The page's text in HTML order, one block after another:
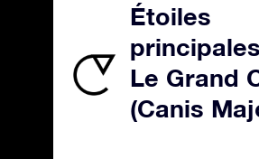
Étoiles
Le Grand
(Canis